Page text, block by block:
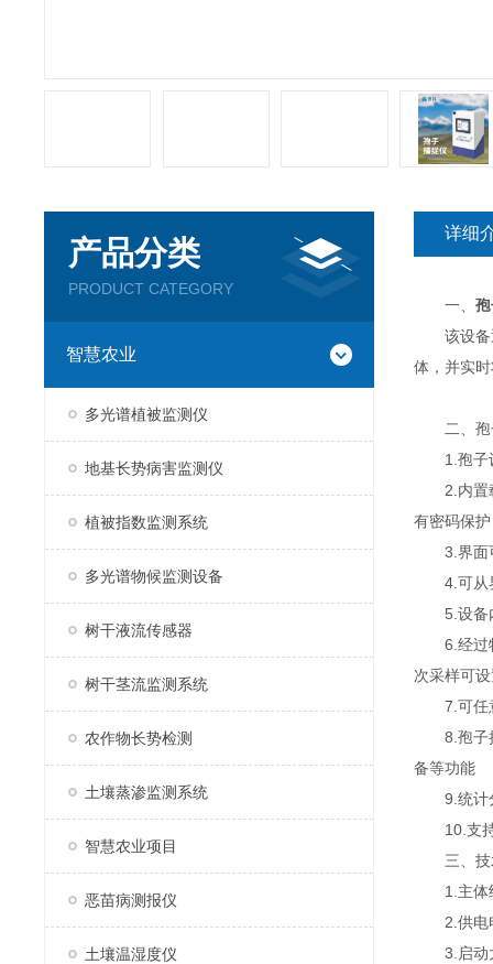
产品分类
PRODUCT CATEGORY
智慧农业
多光谱植被监测仪
地基长势病害监测仪
植被指数监测系统
多光谱物候监测设备
树干液流传感器
树干茎流监测系统
农作物长势检测
土壤蒸渗监测系统
智慧农业项目
恶苗病测报仪
土壤温湿度仪
详细
一、
该设备通
体，并实
二、
1.孢子设
2.内置载
有密码保
3.界面可
4.可从界
5.设备内
6.经过特
次采样可
7.可任意
8.孢子捕
备等功能
9.统计分
10.支持
三、技
1.主体
2.供电电
3.启动大